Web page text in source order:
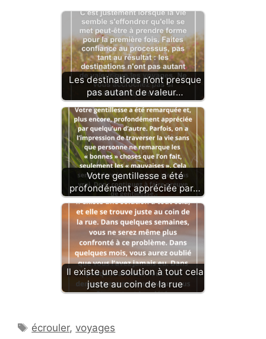
Les destinations n’ont presque
pas autant de valeur…
Votre gentillesse a été
profondément appréciée par…
Il existe une solution à tout cela
juste au coin de la rue
Étiquettes
écrouler, voyages